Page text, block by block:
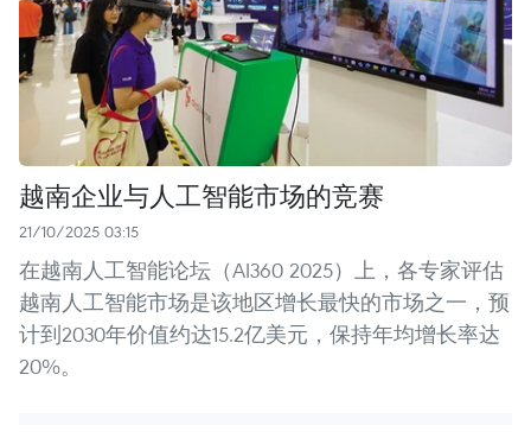
越南企业与人工智能市场的竞赛
21/10/2025 03:15
在越南人工智能论坛（AI360 2025）上，各专家评估
越南人工智能市场是该地区增长最快的市场之一，预
计到2030年价值约达15.2亿美元，保持年均增长率达
20%。